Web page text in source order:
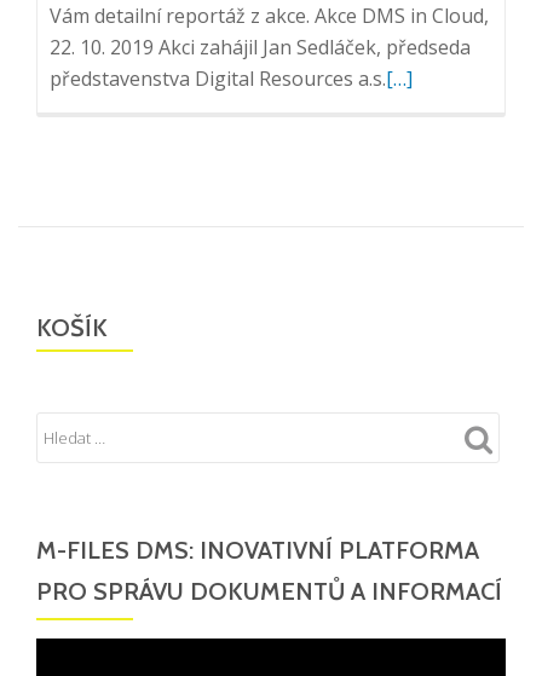
Vám detailní reportáž z akce. Akce DMS in Cloud,
22. 10. 2019 Akci zahájil Jan Sedláček, předseda
představenstva Digital Resources a.s.Přečtěte
křest
[…]
KOŠÍK
M-FILES DMS: INOVATIVNÍ PLATFORMA
PRO SPRÁVU DOKUMENTŮ A INFORMACÍ